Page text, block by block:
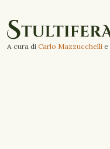
A cura di Carlo Mazzucchelli e